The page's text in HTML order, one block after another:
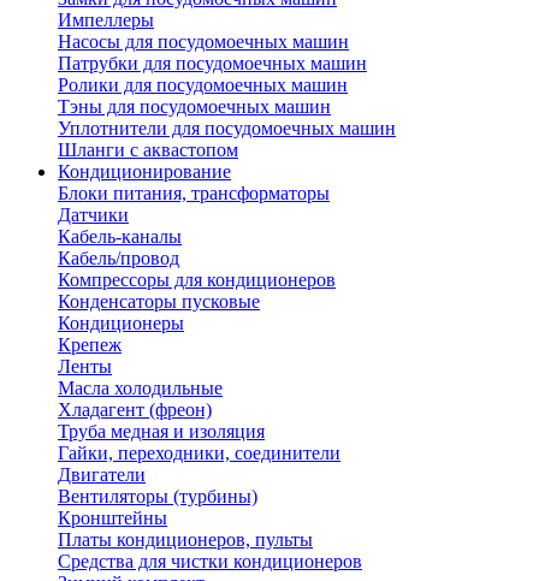
Импеллеры
Насосы для посудомоечных машин
Патрубки для посудомоечных машин
Ролики для посудомоечных машин
Тэны для посудомоечных машин
Уплотнители для посудомоечных машин
Шланги с аквастопом
Кондиционирование
Блоки питания, трансформаторы
Датчики
Кабель-каналы
Кабель/провод
Компрессоры для кондиционеров
Конденсаторы пусковые
Кондиционеры
Крепеж
Ленты
Масла холодильные
Хладагент (фреон)
Труба медная и изоляция
Гайки, переходники, соединители
Двигатели
Вентиляторы (турбины)
Кронштейны
Платы кондиционеров, пульты
Средства для чистки кондиционеров